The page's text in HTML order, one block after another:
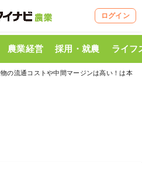
ログイン
農業経営 採用・就農 ライフ
の流通コストや中間マージンは高い！は本